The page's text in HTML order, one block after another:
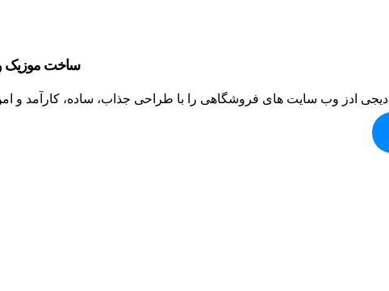
ساخت موزیک
دیجی ادز وب سایت های فروشگاهی را با طراحی جذاب، ساده، کارآمد